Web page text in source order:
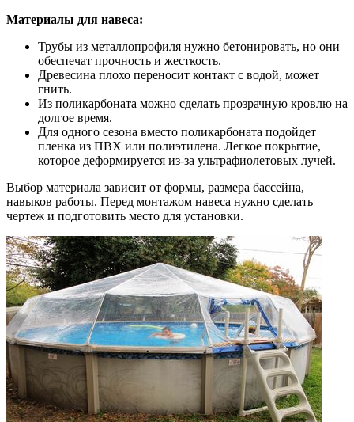
Материалы для навеса:
Трубы из металлопрофиля нужно бетонировать, но они
обеспечат прочность и жесткость.
Древесина плохо переносит контакт с водой, может
гнить.
Из поликарбоната можно сделать прозрачную кровлю на
долгое время.
Для одного сезона вместо поликарбоната подойдет
пленка из ПВХ или полиэтилена. Легкое покрытие,
которое деформируется из-за ультрафиолетовых лучей.
Выбор материала зависит от формы, размера бассейна,
навыков работы. Перед монтажом навеса нужно сделать
чертеж и подготовить место для установки.